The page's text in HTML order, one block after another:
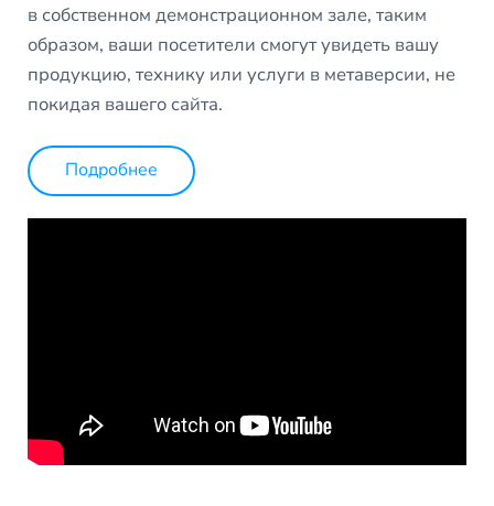
в собственном демонстрационном зале, таким
образом, ваши посетители смогут увидеть вашу
продукцию, технику или услуги в метаверсии, не
покидая вашего сайта.
Подробнее